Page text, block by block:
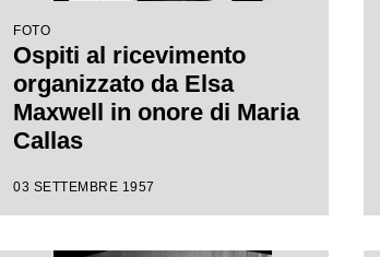
FOTO
Ospiti al ricevimento
organizzato da Elsa
Maxwell in onore di Maria
Callas
03 SETTEMBRE 1957